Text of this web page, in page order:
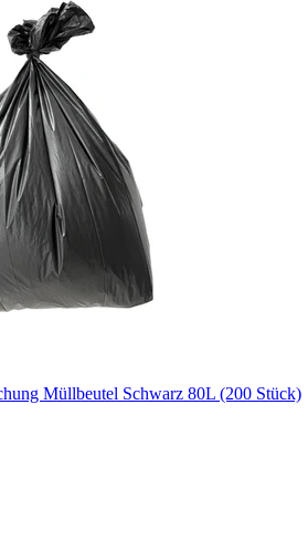
Müllbeutel Schwarz 80L (200 Stück)